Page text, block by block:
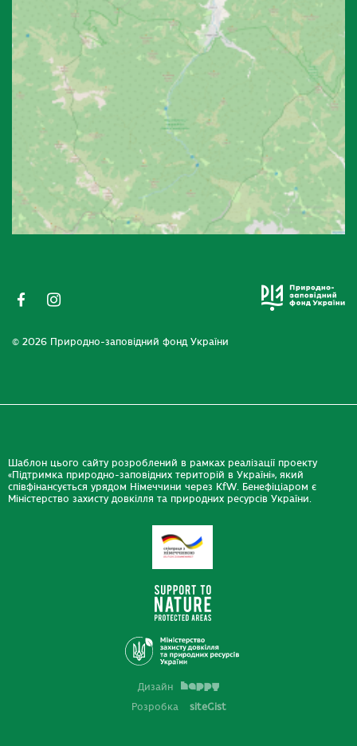
© 2026 Природно-заповідний фонд України
Шаблон цього сайту розроблений в рамках реалізації проекту
«Підтримка природно-заповідних територій в Україні», який
співфінансується урядом Німеччини через KfW. Бенефіціаром є
Міністерство захисту довкілля та природних ресурсів України.
Дизайн
Розробка
siteGist